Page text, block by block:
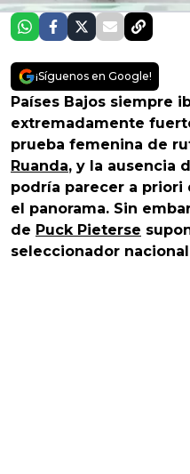
¡Síguenos en Google!
Países Bajos siempre
extremadamente
prueba femenina de
Ruanda, y la ausencia
podría parecer a priori
el panorama. Sin
de Puck Pieterse
seleccionador